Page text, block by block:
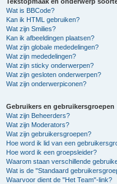
Wat is BBCode?
Kan ik HTML gebruiken?
Wat zijn Smilies?
Kan ik afbeeldingen plaatsen?
Wat zijn globale mededelingen?
Wat zijn mededelingen?
Wat zijn sticky onderwerpen?
Wat zijn gesloten onderwerpen?
Wat zijn onderwerpiconen?
Gebruikers en gebruikersgroepen
Wat zijn Beheerders?
Wat zijn Moderators?
Wat zijn gebruikersgroepen?
Hoe word ik lid van een
Hoe word ik een groepsleider?
Waarom staan verschillende
Wat is de "Standaard
Waarvoor dient de "Het Team"-link?